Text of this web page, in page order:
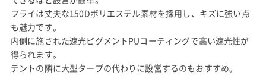
フライは丈夫な150Dポリエステル素材を採用し、キズに強い点
も魅力です。
内側に施された遮光ピグメントPUコーティングで高い遮光性が
得られます。
テントの隣に大型タープの代わりに設営するのもおすすめ。